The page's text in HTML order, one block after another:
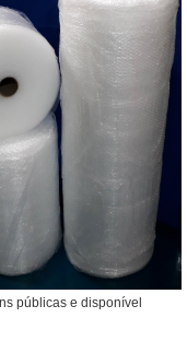
públicas e disponível